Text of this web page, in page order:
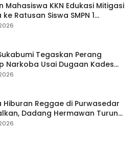
Mahasiswa KKN Edukasi Mitigasi
Ratusan Siswa SMPN 1
Tegaskan Perang
Narkoba Usai Dugaan Kades
Hiburan Reggae di Purwasedar
Dadang Hermawan Turun
Musyawarah